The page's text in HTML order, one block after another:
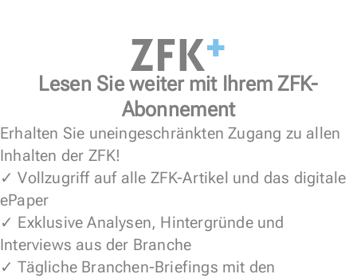
Lesen Sie weiter mit Ihrem ZFK-
Abonnement
Erhalten Sie uneingeschränkten Zugang zu allen
Inhalten der ZFK!
✓ Vollzugriff auf alle ZFK-Artikel und das digitale
ePaper
✓ Exklusive Analysen, Hintergründe und
Interviews aus der Branche
✓ Tägliche Branchen-Briefings mit den